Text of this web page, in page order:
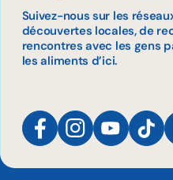
Suivez-nous sur les
découvertes locales, de
rencontres avec les gens
les aliments d’ici.